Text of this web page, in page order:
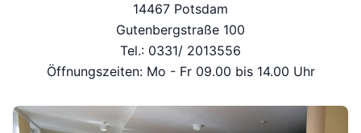
14467 Potsdam
Gutenbergstraße 100
Tel.: 0331/ 2013556
Öffnungszeiten: Mo - Fr 09.00 bis 14.00 Uhr